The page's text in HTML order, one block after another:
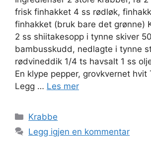
frisk finhakket 4 ss rødløk,
finhakket (bruk bare det grønne)
2 ss shiitakesopp i tynne skiver
bambusskudd, nedlagte i tynne
rødvineddik 1/4 ts havsalt 1 ss
En klype pepper, grovkvernet hvit
Legg … Les mer
Kategorier
Krabbe
Legg igjen en kommentar